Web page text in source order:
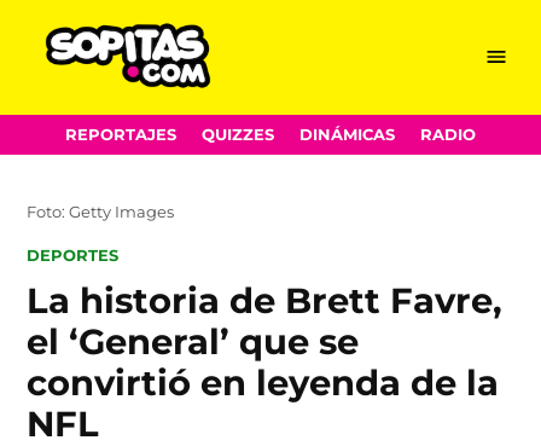
Skip
to
Menu
REPORTAJES QUIZZES DINÁMICAS RADIO
Foto: Getty Images
POSTED
DEPORTES
La historia de Brett Favre,
el ‘General’ que se
convirtió en leyenda de la
NFL